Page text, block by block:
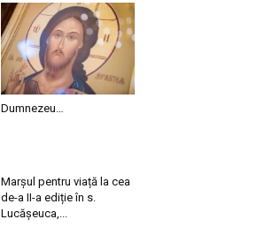
Dumnezeu…
Marșul pentru viață la cea
de-a II-a ediție în s.
Lucășeuca,...